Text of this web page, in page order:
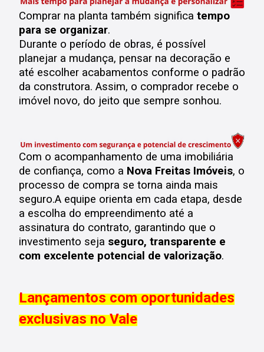
Comprar na planta também significa tempo
para se organizar.
Durante o período de obras, é possível
planejar a mudança, pensar na decoração e
até escolher acabamentos conforme o padrão
da construtora. Assim, o comprador recebe o
imóvel novo, do jeito que sempre sonhou.
Com o acompanhamento de uma imobiliária
de confiança, como a Nova Freitas Imóveis, o
processo de compra se torna ainda mais
seguro.A equipe orienta em cada etapa, desde
a escolha do empreendimento até a
assinatura do contrato, garantindo que o
investimento seja seguro, transparente e
com excelente potencial de valorização.
Lançamentos com oportunidades
exclusivas no Vale